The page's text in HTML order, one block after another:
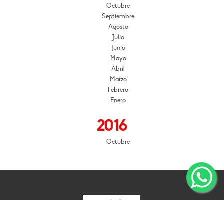
Octubre
Septiembre
Agosto
Julio
Junio
Mayo
Abril
Marzo
Febrero
Enero
2016
Octubre